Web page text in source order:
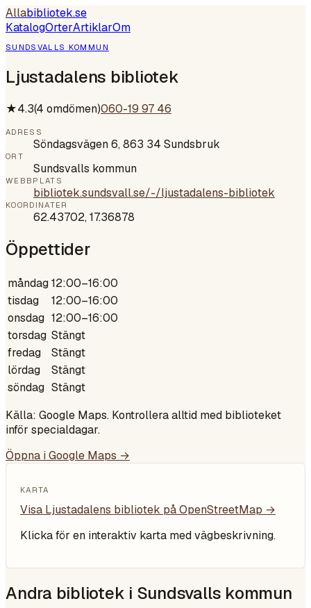
Allabibliotek.se
KatalogOrterArtiklarOm
SUNDSVALLS KOMMUN
Ljustadalens bibliotek
★4.3(4 omdömen)060-19 97 46
ADRESS
Söndagsvägen 6, 863 34 Sundsbruk
ORT
Sundsvalls kommun
WEBBPLATS
bibliotek.sundsvall.se/-/ljustadalens-bibliotek
KOORDINATER
62.43702,17.36878
Öppettider
måndag12:00–16:00
tisdag
12:00–16:00
onsdag 12:00–16:00
torsdag Stängt
fredag
Stängt
lördag
Stängt
söndag Stängt
Källa: Google Maps. Kontrollera alltid med biblioteket
inför specialdagar.
Öppna i Google Maps →
KARTA
Visa Ljustadalens bibliotek på OpenStreetMap →
Klicka för en interaktiv karta med vägbeskrivning.
Andra bibliotek i Sundsvalls kommun